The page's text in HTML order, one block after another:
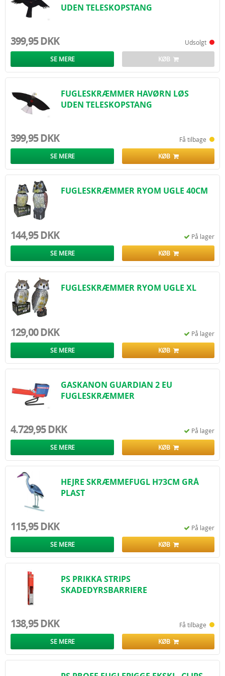
Den rigtige metode kommer an på dit behov. Vi har stor viden om de
produkter, så du kan få et vellykket resultat første gang og slippe af med
irriterende fugle, som både skaber visuelle og praktiske udfordringer for
beboere over hele landet.
Vi glæder os til at høre fra dig, så vi sammen kan finde en løsning på dit
skadedyrsproblem.
UDEN TELESKOPSTANG
399,95 DKK Udsolgt
SE MERE KØB
FUGLESKRÆMMER HAVØRN LØS
UDEN TELESKOPSTANG
399,95 DKK Få tilbage
SE MERE KØB
FUGLESKRÆMMER RYOM UGLE 40CM
144,95 DKK På lager
SE MERE KØB
FUGLESKRÆMMER RYOM UGLE XL
129,00 DKK På lager
SE MERE KØB
GASKANON GUARDIAN 2 EU
FUGLESKRÆMMER
4.729,95 DKK På lager
SE MERE KØB
HEJRE SKRÆMMEFUGL H73CM GRÅ
PLAST
115,95 DKK På lager
SE MERE KØB
PS PRIKKA STRIPS
SKADEDYRSBARRIERE
138,95 DKK Få tilbage
SE MERE KØB